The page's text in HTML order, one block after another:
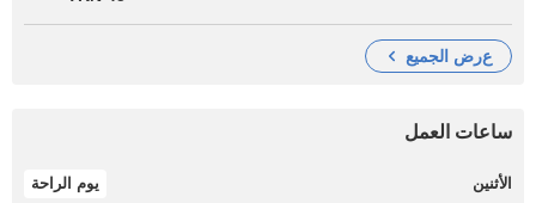
عرض الجميع
ساعات العمل
الأثنين يوم الراحة